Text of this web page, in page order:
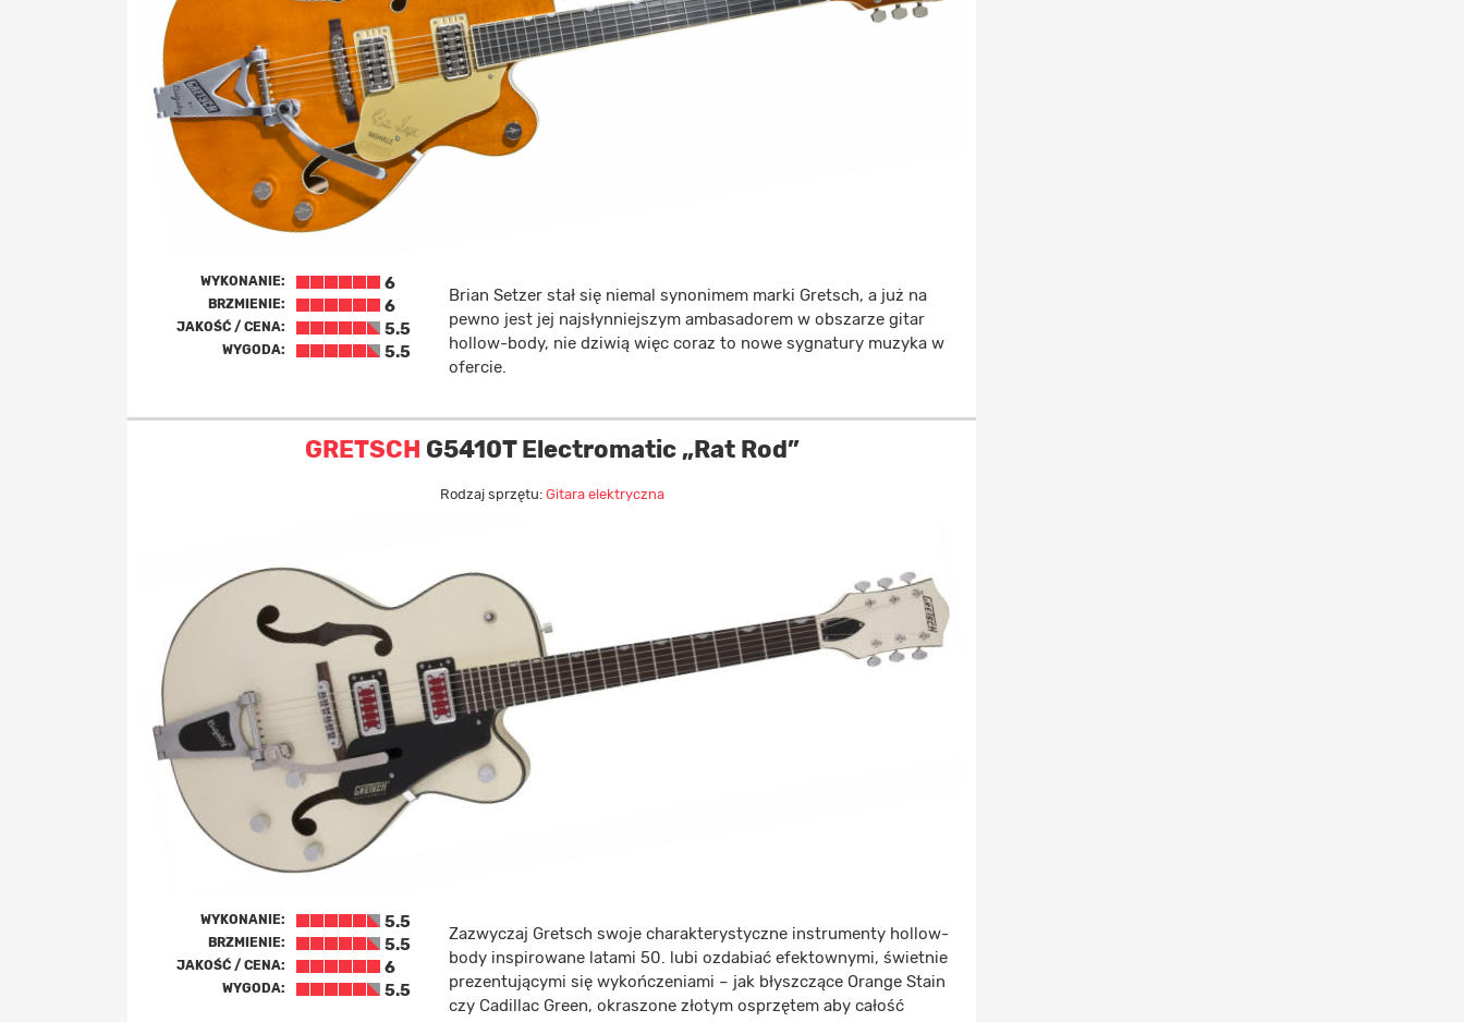
WYKONANIE: 6
BRZMIENIE: 6
JAKOŚĆ / CENA: 5.5
WYGODA: 5.5
Brian Setzer stał się niemal synonimem marki Gretsch, a już na
pewno jest jej najsłynniejszym ambasadorem w obszarze gitar
hollow-body, nie dziwią więc coraz to nowe sygnatury muzyka w
ofercie.
GRETSCH G5410T Electromatic „Rat Rod”
Rodzaj sprzętu: Gitara elektryczna
WYKONANIE: 5.5
BRZMIENIE: 5.5
JAKOŚĆ / CENA: 6
WYGODA: 5.5
Zazwyczaj Gretsch swoje charakterystyczne instrumenty hollow-
body inspirowane latami 50. lubi ozdabiać efektownymi, świetnie
prezentującymi się wykończeniami – jak błyszczące Orange Stain
czy Cadillac Green, okraszone złotym osprzętem aby całość